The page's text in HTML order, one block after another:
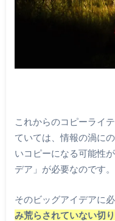
これからのコピーライ
ていては、情報の渦に
いコピーになる可能性
デア」が必要なのです。
そのビッグアイデアに
み荒らされていない切